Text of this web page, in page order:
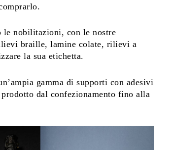
le nobilitazioni, con le nostre
braille, lamine colate, rilievi a
la sua etichetta.
gamma di supporti con adesivi
dal confezionamento fino alla